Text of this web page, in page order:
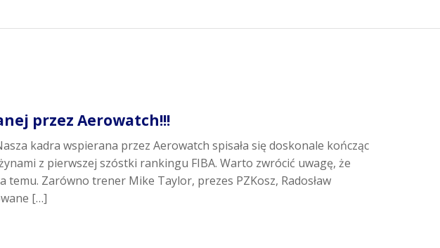
przez Aerowatch!!!
kadra wspierana przez Aerowatch spisała się doskonale kończąc
z pierwszej szóstki rankingu FIBA. Warto zwrócić uwagę, że
Zarówno trener Mike Taylor, prezes PZKosz, Radosław
[…]